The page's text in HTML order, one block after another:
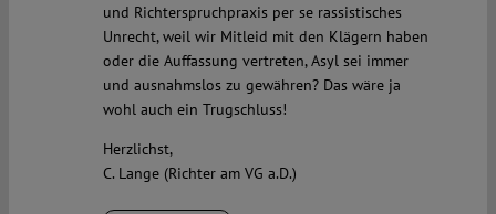
und Richterspruchpraxis per se rassistisches
Unrecht, weil wir Mitleid mit den Klägern haben
oder die Auffassung vertreten, Asyl sei immer
und ausnahmslos zu gewähren? Das wäre ja
wohl auch ein Trugschluss!
Herzlichst,
C. Lange (Richter am VG a.D.)